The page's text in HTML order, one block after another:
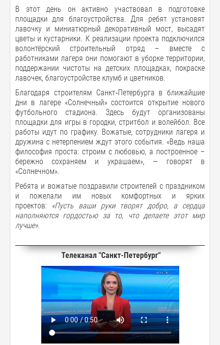
В этот день он активно участвовал в подготовке
площадки для благоустройства. Для ребят установят
лавочку и миниатюрный декоративный мост, высадят
цветы и кустарники. К реализации проекта подключился
волонтёрский строительный отряд – вместе с
работниками лагеря они помогают в уборке территории,
поддержании чистоты на детских площадках, покраске
лавочек, благоустройстве клумб и цветников.
Благодаря строителям Санкт‑Петербурга в ближайшие
дни в лагере «Солнечный» состоится открытие нового
футбольного стадиона. Здесь будут организованы
площадки для игры в городки, стритбол и волейбол. Все
работы идут по графику. Вожатые, сотрудники лагеря и
дружина с нетерпением ждут этого события. «Ведь наша
философия проста: строим с любовью, а построенное –
бережно сохраняем и украшаем», — говорят в
«Солнечном».
Ребята и вожатые поздравили строителей с праздником
и пожелали им новых комфортных и ярких
проектов:
«Пусть ваши руки творят добро, а сердца
наполняются гордостью за то, что делаете этот мир
лучше».
Телеканал "Санкт-Петербург"